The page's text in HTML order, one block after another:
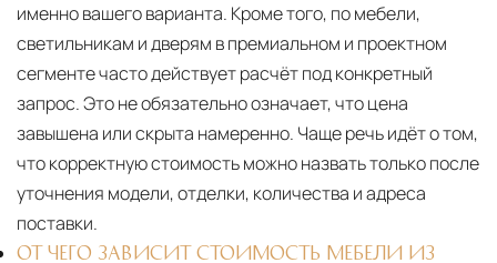
именно вашего варианта. Кроме того, по мебели,
светильникам и дверям в премиальном и проектном
сегменте часто действует расчёт под конкретный
запрос. Это не обязательно означает, что цена
завышена или скрыта намеренно. Чаще речь идёт о том,
что корректную стоимость можно назвать только после
уточнения модели, отделки, количества и адреса
поставки.
ОТ ЧЕГО ЗАВИСИТ СТОИМОСТЬ МЕБЕЛИ ИЗ